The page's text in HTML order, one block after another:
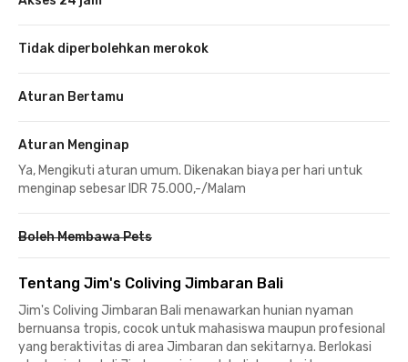
Tidak diperbolehkan merokok
Aturan Bertamu
Aturan Menginap
Ya, Mengikuti aturan umum. Dikenakan biaya per hari untuk
menginap sebesar IDR 75.000,-/Malam
Boleh Membawa Pets
Tentang Jim's Coliving Jimbaran Bali
Jim's Coliving Jimbaran Bali menawarkan hunian nyaman
bernuansa tropis, cocok untuk mahasiswa maupun profesional
yang beraktivitas di area Jimbaran dan sekitarnya. Berlokasi